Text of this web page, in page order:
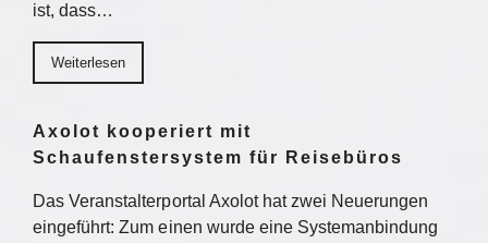
ist, dass…
Weiterlesen
Axolot kooperiert mit
Schaufenstersystem für Reisebüros
Das Veranstalterportal Axolot hat zwei Neuerungen
eingeführt: Zum einen wurde eine Systemanbindung